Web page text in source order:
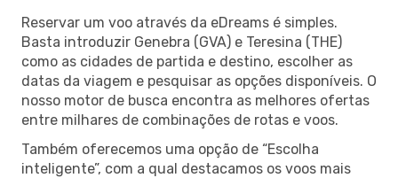
Reservar um voo através da eDreams é simples.
Basta introduzir Genebra (GVA) e Teresina (THE)
como as cidades de partida e destino, escolher as
datas da viagem e pesquisar as opções disponíveis. O
nosso motor de busca encontra as melhores ofertas
entre milhares de combinações de rotas e voos.
Também oferecemos uma opção de “Escolha
inteligente”, com a qual destacamos os voos mais